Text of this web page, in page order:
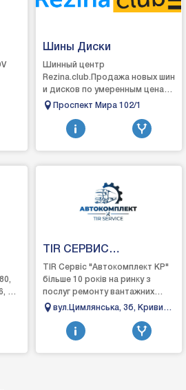
Шины Диски
Шинный центр
Rezina.club.Продажа новых шин
и дисков по умеренным ценам
=)Колесные болты, гайки,
проставки в НАЛИЧИИ !!!
Проспект Мира 102/1
А7,
TIR СЕРВИС
Автокомплект КР
ТІR Cepвic "Aвтoĸoмплeĸт KP"
бiльшe 10 poĸiв нa pинĸy з
пocлyг peмoнтy вaнтaжниx
aвтoмoбiлiв, тaĸиx яĸ:
Ѕсаnіа, ЅАF, ВРW...
вул.Цимлянська, 3б, Кривий